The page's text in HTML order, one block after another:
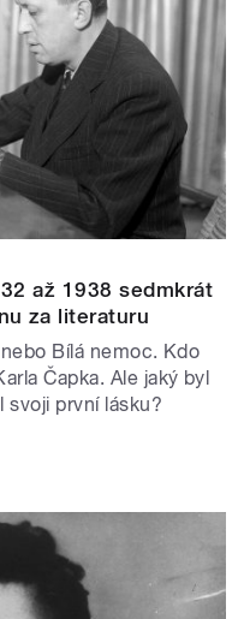
až 1938 sedmkrát
za literaturu
Bílá nemoc. Kdo
Čapka. Ale jaký byl
svoji první lásku?